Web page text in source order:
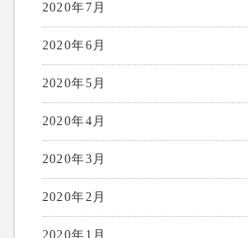
2020年7月
2020年6月
2020年5月
2020年4月
2020年3月
2020年2月
2020年1月